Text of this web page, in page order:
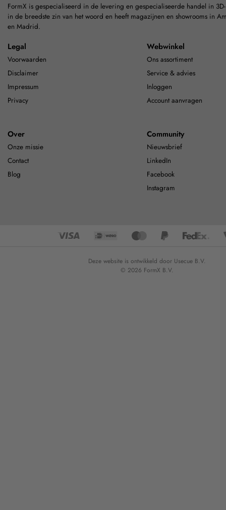
FormX is gespecialiseerd in de levering en gespecialiseerde handel in
in de breedste zin van het woord en heeft magazijnen en showrooms in
en Madrid.
Legal
Voorwaarden
Disclaimer
Impressum
Privacy
Webwinkel
Ons assortiment
Service & advies
Inloggen
Account aanvragen
Over
Onze missie
Contact
Blog
Community
Nieuwsbrief
LinkedIn
Facebook
Instagram
Deze website is ontwikkeld door Usecue B.V.
© 2026 FormX B.V.